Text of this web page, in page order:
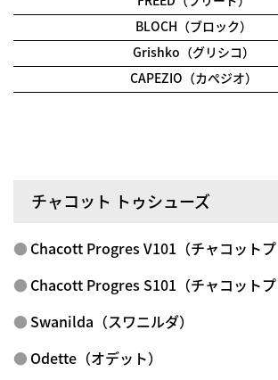
BLOCH（ブロック）
Grishko（グリシコ）
CAPEZIO（カぺジオ）
チャコット トゥシューズ
Chacott Progres V101（チャコットプ
Chacott Progres S101（チャコットプ
Swanilda（スワニルダ）
Odette（オデット）